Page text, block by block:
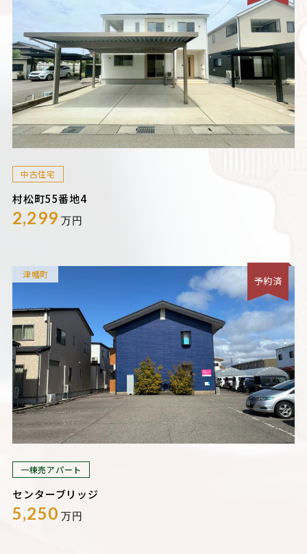
中古住宅
村松町55番地4
2,299 万円
津幡町
予約済
一棟売アパート
センターブリッジ
5,250 万円